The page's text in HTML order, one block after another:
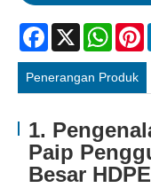
Facebook
X
Penerangan Produk
1.
Paip
Besar HDPE